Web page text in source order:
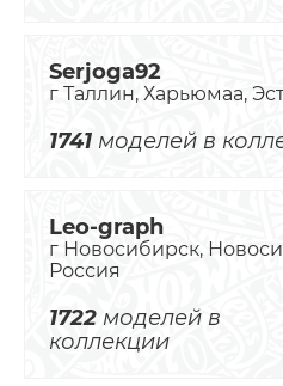
Serjoga92
г Таллин, Харьюмаа,
1741 моделей в
Leo-graph
г Новосибирск,
Россия
1722 моделей в
коллекции